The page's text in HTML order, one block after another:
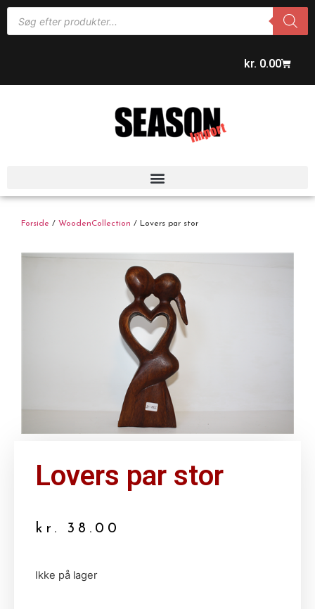
kr. 0.00
Forside / WoodenCollection / Lovers par stor
Lovers par stor
kr. 38.00
Ikke på lager